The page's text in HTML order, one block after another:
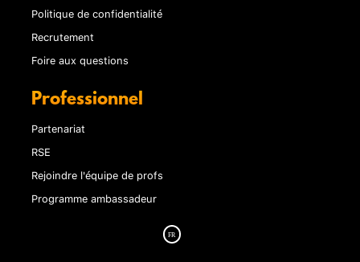
Politique de confidentialité
Recrutement
Foire aux questions
Professionnel
Partenariat
RSE
Rejoindre l'équipe de profs
Programme ambassadeur